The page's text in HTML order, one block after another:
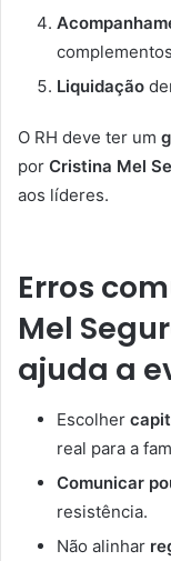
Liquidação
O RH deve ter um
por Cristina Mel
aos líderes.
Erros
Mel
ajuda a
Escolher
real para a
Comunicar
resistência.
Não alinhar